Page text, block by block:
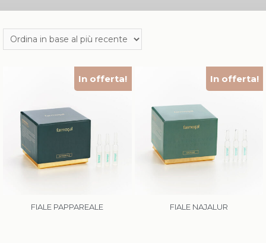
In offerta!
FIALE PAPPAREALE
In offerta!
FIALE NAJALUR